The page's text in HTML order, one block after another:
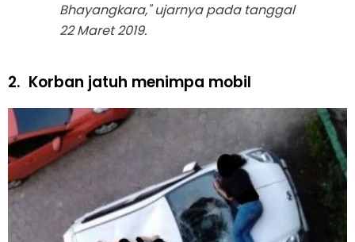
Bhayangkara," ujarnya pada tanggal
22 Maret 2019.
2. Korban jatuh menimpa mobil